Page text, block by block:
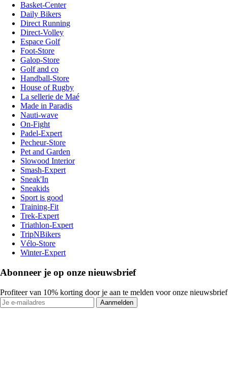
Basket-Center
Daily Bikers
Direct Running
Direct-Volley
Espace Golf
Foot-Store
Galop-Store
Golf and co
Handball-Store
House of Rugby
La sellerie de Maé
Made in Paradis
Nauti-wave
On-Fight
Padel-Expert
Pecheur-Store
Pet and Garden
Slowood Interior
Smash-Expert
Sneak'In
Sneakids
Sport is good
Training-Fit
Trek-Expert
Triathlon-Expert
TripNBikers
Vélo-Store
Winter-Expert
Abonneer je op onze nieuwsbrief
Profiteer van 10% korting door je aan te melden voor onze nieuwsbrief
Aanmelden